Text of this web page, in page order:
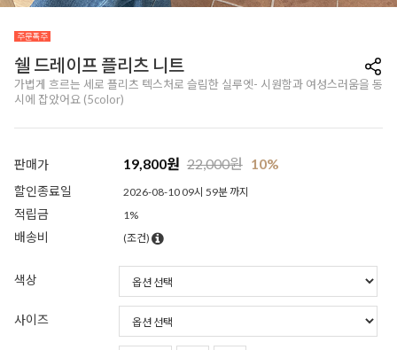
쉘 드레이프 플리츠 니트
가볍게 흐르는 세로 플리츠 텍스처로 슬림한 실루엣- 시원함과 여성스러움을 동
시에 잡았어요 (5color)
판매가 19,800원 22,000원 10%
할인종료일 2026-08-10 09시 59분 까지
적립금 1%
배송비 (조건)
색상
사이즈